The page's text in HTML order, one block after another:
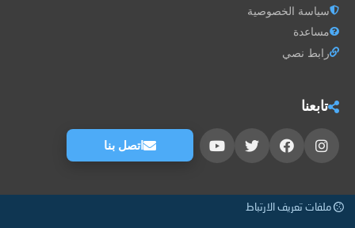
سياسة الخصوصية
مساعدة
رابط نصي
تابعنا
اتصل بنا
ملفات تعريف الارتباط